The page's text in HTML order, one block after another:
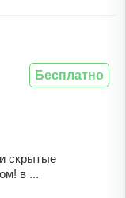
скрытые
в ...
Бесплатно